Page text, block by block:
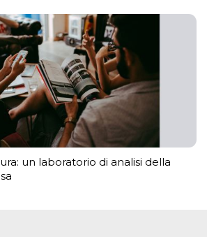
un laboratorio di analisi della